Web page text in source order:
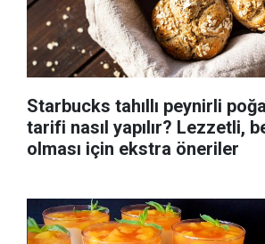
Starbucks tahıllı peynirli
tarifi nasıl yapılır? Lezzetli,
olması için ekstra öneriler